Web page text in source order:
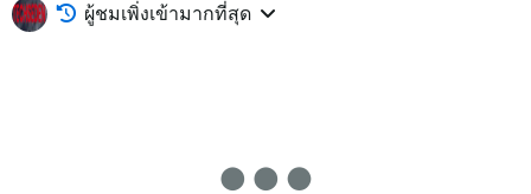
ผู้ชมเพิ่งเข้ามากที่สุด